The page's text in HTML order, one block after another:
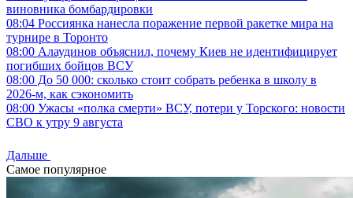
виновника бомбардировки
08:04 Россиянка нанесла поражение первой ракетке мира на
турнире в Торонто
08:00 Алаудинов объяснил, почему Киев не идентифицирует
погибших бойцов ВСУ
08:00 До 50 000: сколько стоит собрать ребенка в школу в
2026-м, как сэкономить
08:00 Ужасы «полка смерти» ВСУ, потери у Торского: новости
СВО к утру 9 августа
Дальше
Самое популярное